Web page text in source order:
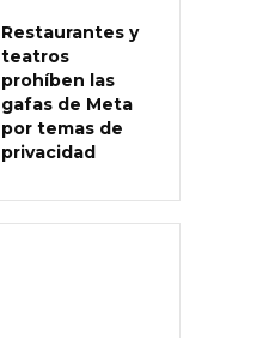
Restaurantes y
teatros
prohíben las
gafas de Meta
por temas de
privacidad